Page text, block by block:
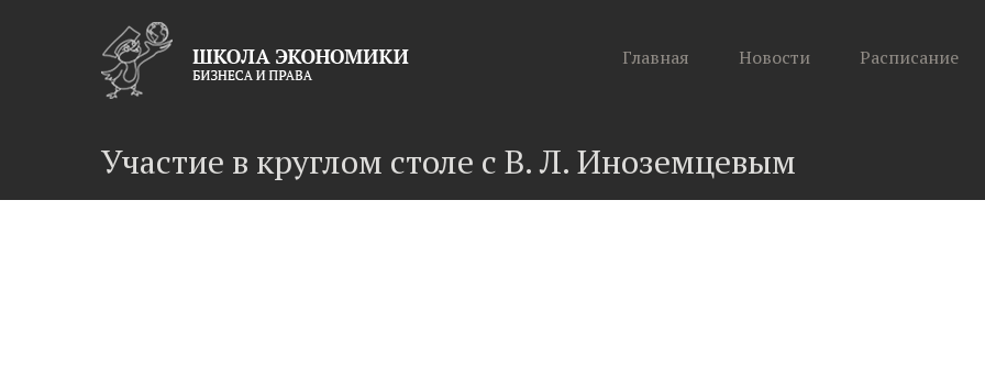
Главная Новости Расписание
Участие в круглом столе с В. Л. Иноземцевым